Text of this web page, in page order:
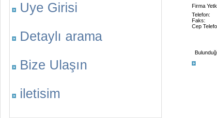
Uye Girisi
Detaylı arama
Bize Ulaşın
iletisim
Firma
Telefon:
Faks:
Cep